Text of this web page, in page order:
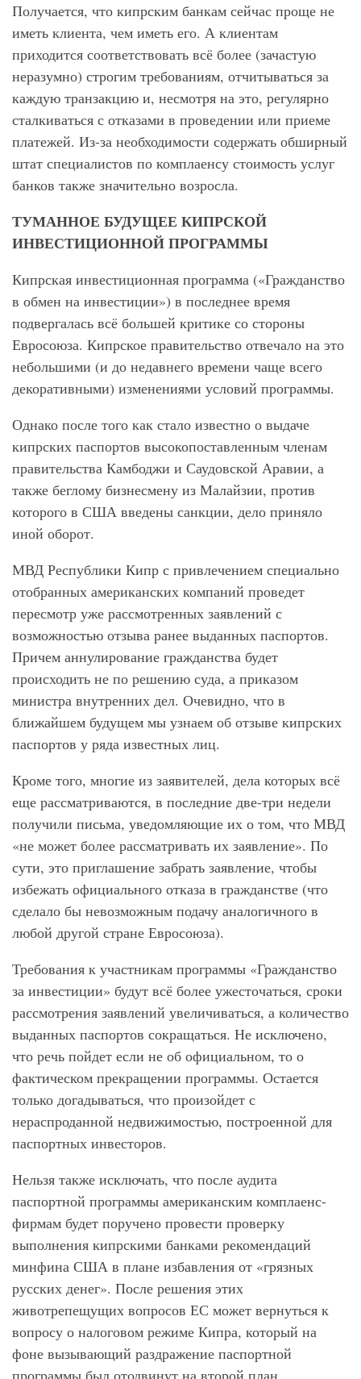
Получается, что кипрским банкам сейчас проще не
иметь клиента, чем иметь его. А клиентам
приходится соответствовать всё более (зачастую
неразумно) строгим требованиям, отчитываться за
каждую транзакцию и, несмотря на это, регулярно
сталкиваться с отказами в проведении или приеме
платежей. Из-за необходимости содержать обширный
штат специалистов по комплаенсу стоимость услуг
банков также значительно возросла.
ТУМАННОЕ БУДУЩЕЕ КИПРСКОЙ
ИНВЕСТИЦИОННОЙ ПРОГРАММЫ
Кипрская инвестиционная программа («Гражданство
в обмен на инвестиции») в последнее время
подвергалась всё большей критике со стороны
Евросоюза. Кипрское правительство отвечало на это
небольшими (и до недавнего времени чаще всего
декоративными) изменениями условий программы.
Однако после того как стало известно о выдаче
кипрских паспортов высокопоставленным членам
правительства Камбоджи и Саудовской Аравии, а
также беглому бизнесмену из Малайзии, против
которого в США введены санкции, дело приняло
иной оборот.
МВД Республики Кипр с привлечением специально
отобранных американских компаний проведет
пересмотр уже рассмотренных заявлений с
возможностью отзыва ранее выданных паспортов.
Причем аннулирование гражданства будет
происходить не по решению суда, а приказом
министра внутренних дел. Очевидно, что в
ближайшем будущем мы узнаем об отзыве кипрских
паспортов у ряда известных лиц.
Кроме того, многие из заявителей, дела которых всё
еще рассматриваются, в последние две-три недели
получили письма, уведомляющие их о том, что МВД
«не может более рассматривать их заявление». По
сути, это приглашение забрать заявление, чтобы
избежать официального отказа в гражданстве (что
сделало бы невозможным подачу аналогичного в
любой другой стране Евросоюза).
Требования к участникам программы «Гражданство
за инвестиции» будут всё более ужесточаться, сроки
рассмотрения заявлений увеличиваться, а количество
выданных паспортов сокращаться. Не исключено,
что речь пойдет если не об официальном, то о
фактическом прекращении программы. Остается
только догадываться, что произойдет с
нераспроданной недвижимостью, построенной для
паспортных инвесторов.
Нельзя также исключать, что после аудита
паспортной программы американским комплаенс-
фирмам будет поручено провести проверку
выполнения кипрскими банками рекомендаций
минфина США в плане избавления от «грязных
русских денег». После решения этих
животрепещущих вопросов ЕС может вернуться к
вопросу о налоговом режиме Кипра, который на
фоне вызывающий раздражение паспортной